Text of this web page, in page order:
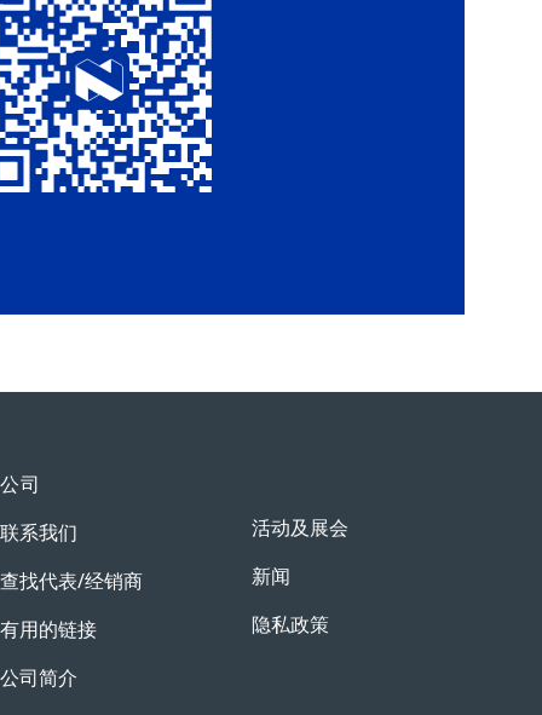
公司
联系我们
查找代表/经销商
有用的链接
公司简介
活动及展会
新闻
隐私政策